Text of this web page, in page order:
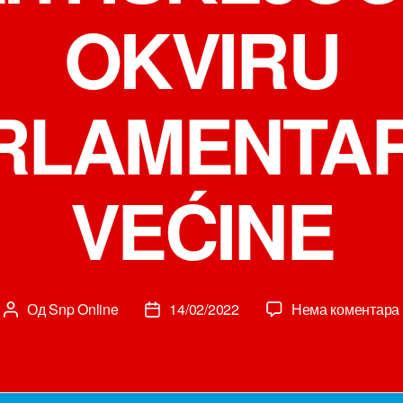
OKVIRU
VEĆINE
Аутор
ОдSnp Online
Датум
14/02/2022 Нема коментара